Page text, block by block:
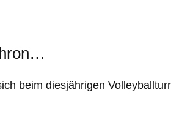
beim diesjährigen